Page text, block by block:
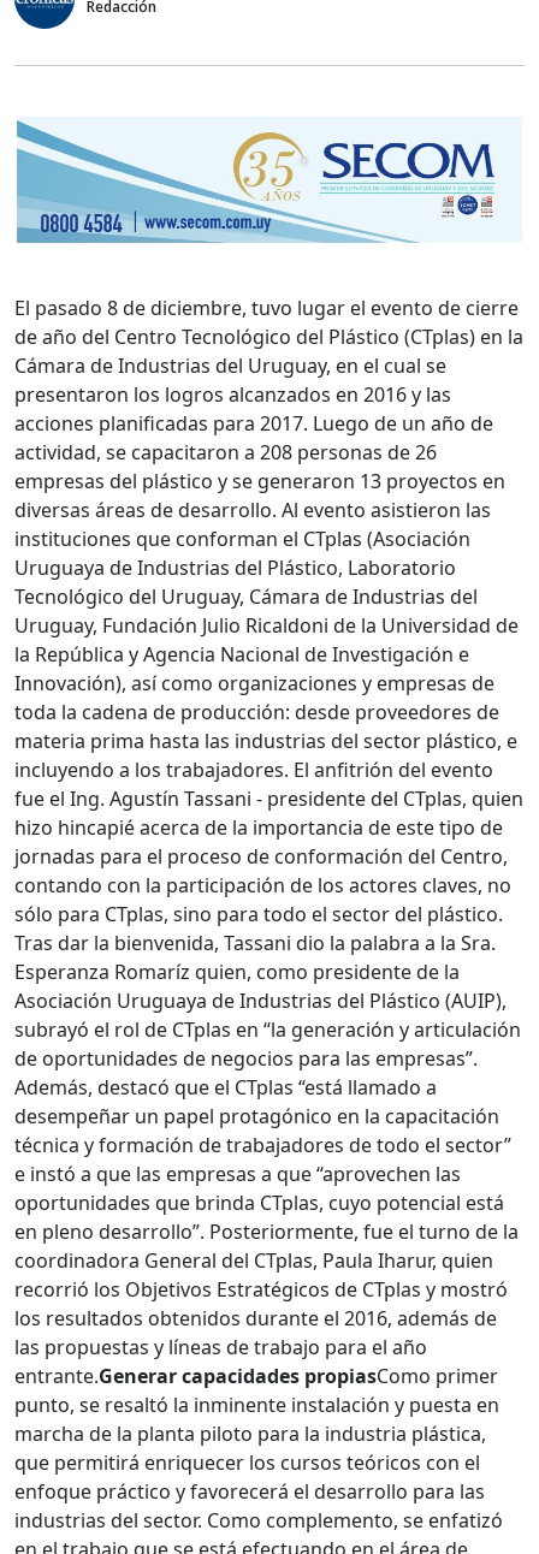
Redacción
El pasado 8 de diciembre, tuvo lugar el evento de cierre
de año del Centro Tecnológico del Plástico (CTplas) en la
Cámara de Industrias del Uruguay, en el cual se
presentaron los logros alcanzados en 2016 y las
acciones planificadas para 2017. Luego de un año de
actividad, se capacitaron a 208 personas de 26
empresas del plástico y se generaron 13 proyectos en
diversas áreas de desarrollo. Al evento asistieron las
instituciones que conforman el CTplas (Asociación
Uruguaya de Industrias del Plástico, Laboratorio
Tecnológico del Uruguay, Cámara de Industrias del
Uruguay, Fundación Julio Ricaldoni de la Universidad de
la República y Agencia Nacional de Investigación e
Innovación), así como organizaciones y empresas de
toda la cadena de producción: desde proveedores de
materia prima hasta las industrias del sector plástico, e
incluyendo a los trabajadores. El anfitrión del evento
fue el Ing. Agustín Tassani - presidente del CTplas, quien
hizo hincapié acerca de la importancia de este tipo de
jornadas para el proceso de conformación del Centro,
contando con la participación de los actores claves, no
sólo para CTplas, sino para todo el sector del plástico.
Tras dar la bienvenida, Tassani dio la palabra a la Sra.
Esperanza Romaríz quien, como presidente de la
Asociación Uruguaya de Industrias del Plástico (AUIP),
subrayó el rol de CTplas en “la generación y articulación
de oportunidades de negocios para las empresas”.
Además, destacó que el CTplas “está llamado a
desempeñar un papel protagónico en la capacitación
técnica y formación de trabajadores de todo el sector”
e instó a que las empresas a que “aprovechen las
oportunidades que brinda CTplas, cuyo potencial está
en pleno desarrollo”. Posteriormente, fue el turno de la
coordinadora General del CTplas, Paula Iharur, quien
recorrió los Objetivos Estratégicos de CTplas y mostró
los resultados obtenidos durante el 2016, además de
las propuestas y líneas de trabajo para el año
entrante.Generar capacidades propiasComo primer
punto, se resaltó la inminente instalación y puesta en
marcha de la planta piloto para la industria plástica,
que permitirá enriquecer los cursos teóricos con el
enfoque práctico y favorecerá el desarrollo para las
industrias del sector. Como complemento, se enfatizó